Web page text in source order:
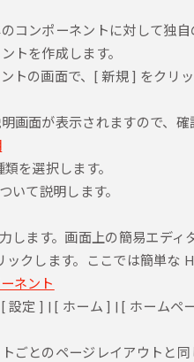
コンポーネントに対して独
トを作成します。
トの画面で、[ 新規 ] をクリ
画面が表示されますので、
を選択します。
いて説明します。
します。画面上の簡易エデ
クします。ここでは簡単な
設定 ] | [ ホーム ] | [ ホーム
ごとのページレイアウトと